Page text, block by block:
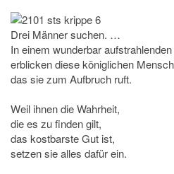
Drei Männer suchen. …
In einem wunderbar
erblicken diese königlichen
das sie zum Aufbruch ruft.
Weil ihnen die Wahrheit,
die es zu finden gilt,
das kostbarste Gut ist,
setzen sie alles dafür ein.